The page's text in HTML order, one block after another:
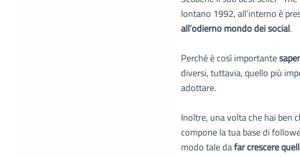
lontano 1992, all’interno è
all’odierno mondo dei social.
Perché è così importante
diversi, tuttavia, quello più
adottare.
Inoltre, una volta che hai ben
compone la tua base di
modo tale dafar crescere